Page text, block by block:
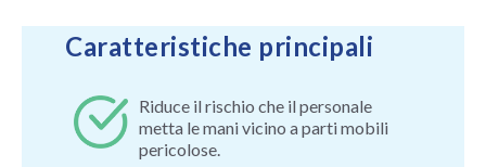
Caratteristiche principali
Riduce il rischio che il personale
metta le mani vicino a parti mobili
pericolose.